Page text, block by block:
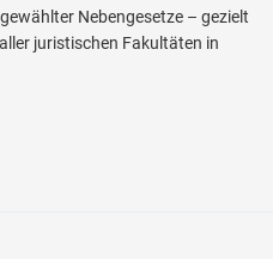
Nebengesetze – gezielt
juristischen Fakultäten in